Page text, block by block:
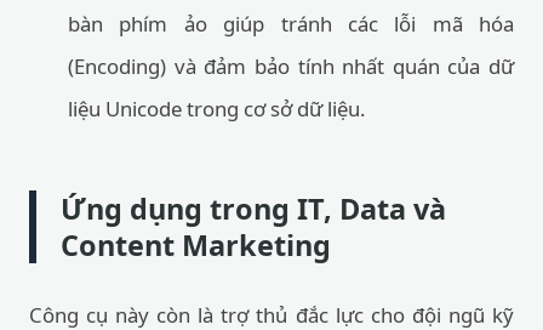
bàn phím ảo giúp tránh các lỗi mã hóa
(Encoding) và đảm bảo tính nhất quán của dữ
liệu Unicode trong cơ sở dữ liệu.
Ứng dụng trong IT, Data và
Content Marketing
Công cụ này còn là trợ thủ đắc lực cho đội ngũ kỹ